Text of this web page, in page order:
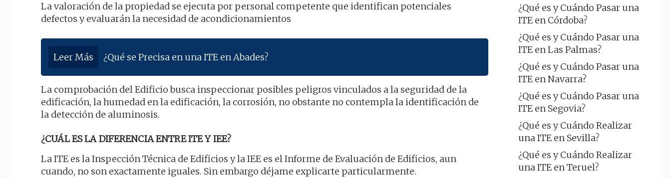
La valoración de la propiedad se ejecuta por personal competente que identifican potenciales
defectos y evaluarán la necesidad de acondicionamientos
Leer Más ¿Qué se Precisa en una ITE en Abades?
La comprobación del Edificio busca inspeccionar posibles peligros vinculados a la seguridad de la
edificación, la humedad en la edificación, la corrosión, no obstante no contempla la identificación de
la detección de aluminosis.
¿CUÁL ES LA DIFERENCIA ENTRE ITE Y IEE?
La ITE es la Inspección Técnica de Edificios y la IEE es el Informe de Evaluación de Edificios, aun
cuando, no son exactamente iguales. Sin embargo déjame explicarte particularmente.
¿Qué es y Cuándo Pasar una
ITE en Córdoba?
¿Qué es y Cuándo Pasar una
ITE en Las Palmas?
¿Qué es y Cuándo Pasar una
ITE en Navarra?
¿Qué es y Cuándo Pasar una
ITE en Segovia?
¿Qué es y Cuándo Realizar
una ITE en Sevilla?
¿Qué es y Cuándo Realizar
una ITE en Teruel?